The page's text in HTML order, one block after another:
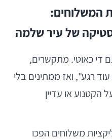
המשלוחים:
של עיר שלמה
די כאוטי. מתקשרים,
רגע", ואז ממתינים בלי
או עדיין
משלוחים הפכו